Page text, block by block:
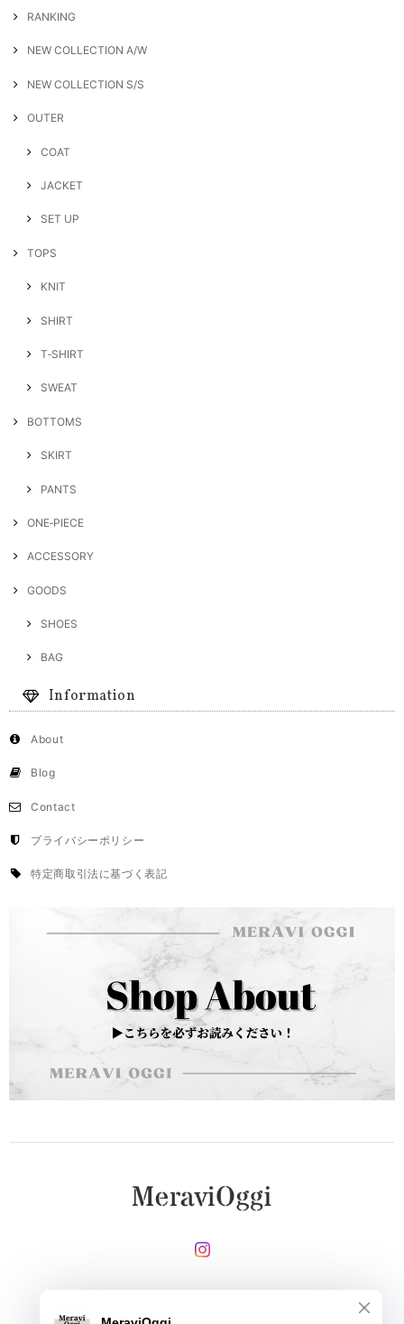
RANKING
NEW COLLECTION A/W
NEW COLLECTION S/S
OUTER
COAT
JACKET
SET UP
TOPS
KNIT
SHIRT
T‐SHIRT
SWEAT
BOTTOMS
SKIRT
PANTS
ONE‐PIECE
ACCESSORY
GOODS
SHOES
BAG
Information
About
Blog
Contact
プライバシーポリシー
特定商取引法に基づく表記